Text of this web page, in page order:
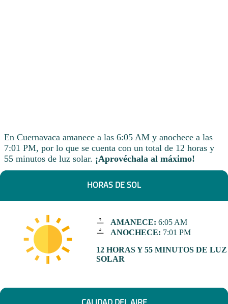
En Cuernavaca amanece a las 6:05 AM y anochece a las
7:01 PM, por lo que se cuenta con un total de 12 horas y
55 minutos de luz solar. ¡Aprovéchala al máximo!
HORAS DE SOL
AMANECE: 6:05 AM
ANOCHECE: 7:01 PM
12 HORAS Y 55 MINUTOS DE LUZ
SOLAR